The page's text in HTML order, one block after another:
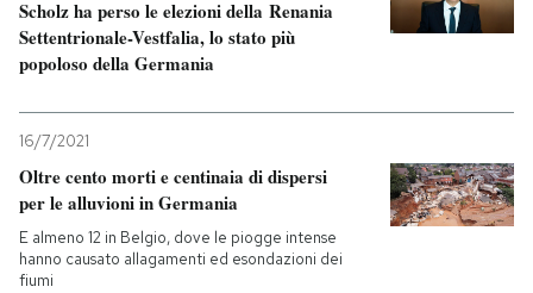
SHOP
Scholz ha perso le elezioni della Renania
Settentrionale-Vestfalia, lo stato più
popoloso della Germania
16/7/2021
Oltre cento morti e centinaia di dispersi
per le alluvioni in Germania
E almeno 12 in Belgio, dove le piogge intense
hanno causato allagamenti ed esondazioni dei
fiumi